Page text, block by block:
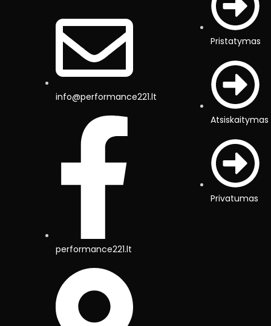
info@performance221.lt
performance221.lt
Pristatymas
Atsiskaitymas
Privatumas